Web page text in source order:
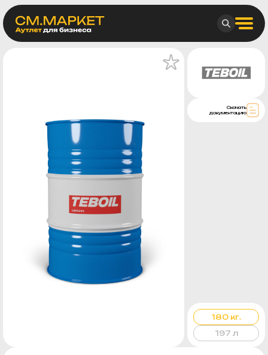
Скачать
документацию
180 кг.
197 л